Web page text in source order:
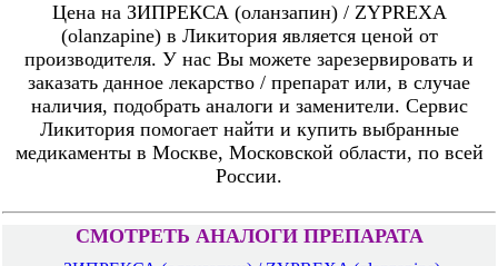
Цена на ЗИПРЕКСА (оланзапин) / ZYPREXA
(olanzapine) в Ликитория является ценой от
производителя. У нас Вы можете зарезервировать и
заказать данное лекарство / препарат или, в случае
наличия, подобрать аналоги и заменители. Сервис
Ликитория помогает найти и купить выбранные
медикаменты в Москве, Московской области, по всей
России.
СМОТРЕТЬ АНАЛОГИ ПРЕПАРАТА